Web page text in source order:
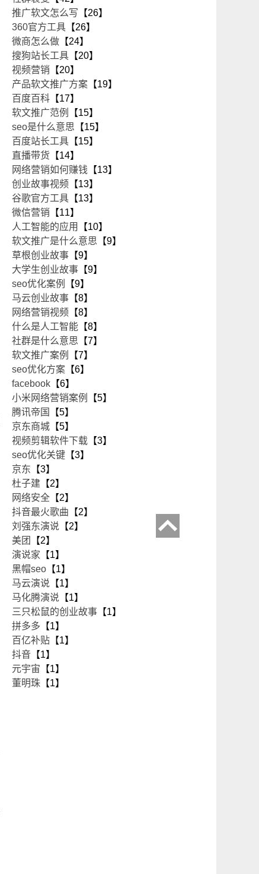
推广软文怎么写 【26】
360官方工具 【26】
微商怎么做 【24】
搜狗站长工具 【20】
视频营销 【20】
产品软文推广方案 【19】
百度百科 【17】
软文推广范例
【15】
seo是什么意思 【15】
百度站长工具 【15】
直播带货 【14】
网络营销如何赚钱 【13】
创业故事视频 【13】
谷歌官方工具 【13】
微信营销 【11】
人工智能的应用
【10】
软文推广是什么意思 【9】
草根创业故事 【9】
大学生创业故事 【9】
seo优化案例
【9】
马云创业故事 【8】
网络营销视频 【8】
什么是人工智能 【8】
社群是什么意思 【7】
软文推广案例
【7】
seo优化方案 【6】
facebook 【6】
小米网络营销案例
【5】
腾讯帝国
【5】
京东商城 【5】
视频剪辑软件下载 【3】
seo优化关键 【3】
京东 【3】
杜子建 【2】
网络安全 【2】
抖音最火歌曲 【2】
刘强东演说 【2】
美团
【2】
演说家 【1】
黑帽seo 【1】
马云演说 【1】
马化腾演说 【1】
三只松鼠的创业故事 【1】
拼多多 【1】
百亿补贴 【1】
抖音 【1】
元宇宙 【1】
董明珠 【1】